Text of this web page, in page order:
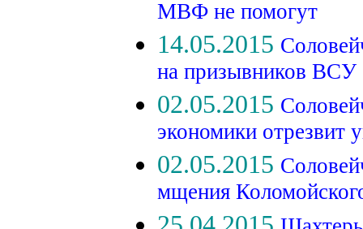
МВФ не помогут
14.05.2015
на призывников ВСУ
02.05.2015
экономики отрезвит
02.05.2015
мщения